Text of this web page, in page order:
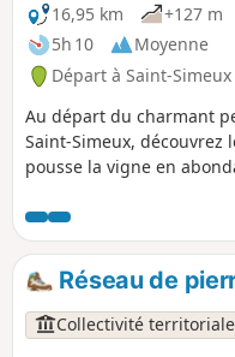
16,95 km
+127 m
5h 10
Moyenne
Départ à Saint-
Au départ du charmant
Saint-Simeux, découvrez
pousse la vigne en
uns que les autres avec
bâtisses en vieilles
Réseau de
Collectivité territoriale